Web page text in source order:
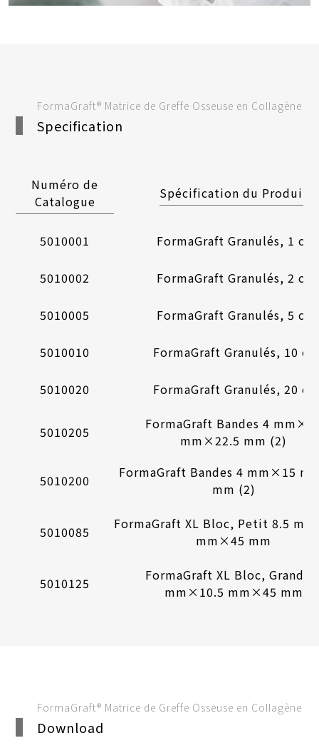
FormaGraft® Matrice de Greffe Osseuse en Collagène
Specification
Numéro de
Catalogue
Spécification du Produit
5010001 FormaGraft Granulés, 1 cc
5010002 FormaGraft Granulés, 2 cc
5010005 FormaGraft Granulés, 5 cc
5010010 FormaGraft Granulés, 10 cc
5010020 FormaGraft Granulés, 20 cc
5010205
FormaGraft Bandes 4
mm×22.5 mm (2)
5010200
FormaGraft Bandes 4 mm×15
mm (2)
5010085
FormaGraft XL Bloc, Petit 8.5
mm×45 mm
5010125
FormaGraft XL Bloc, Grand
mm×10.5 mm×45 mm
FormaGraft® Matrice de Greffe Osseuse en Collagène
Download